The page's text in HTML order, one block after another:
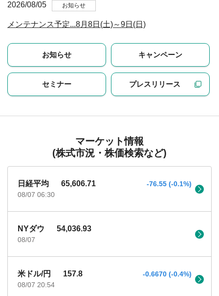
2026/08/05 お知らせ
メンテナンス予定...8月8日(土)～9日(日)
お知らせ キャンペーン
セミナー プレスリリース
マーケット情報
(株式市況・株価検索など)
日経平均 65,606.71
-76.55 (-0.1%)
08/07 06:30
NYダウ 54,036.93
08/07
米ドル/円 157.8
-0.6670 (-0.4%)
08/07 20:54